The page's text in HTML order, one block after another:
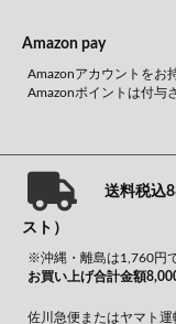
Amazon pay
Amazonアカウントをお
Amazonポイントは付与
送料税込
スト）
※沖縄・離島は1,760円
お買い上げ合計金額
佐川急便またはヤマト運